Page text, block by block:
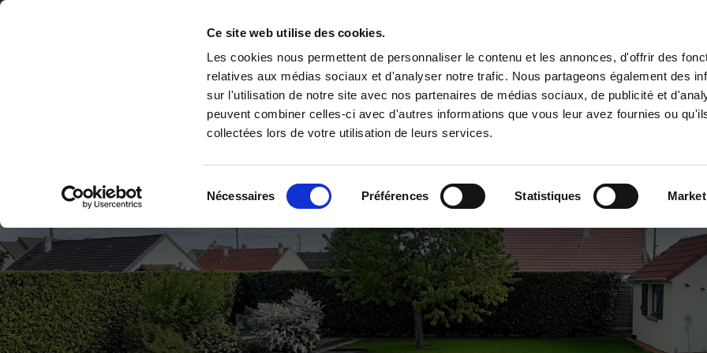
Ce site web utilise des cookies.
Les cookies nous permettent de personnaliser le contenu et les annonces, d'offrir des
relatives aux médias sociaux et d'analyser notre trafic. Nous partageons également des
sur l'utilisation de notre site avec nos partenaires de médias sociaux, de publicité et
peuvent combiner celles-ci avec d'autres informations que vous leur avez fournies ou
collectées lors de votre utilisation de leurs services.
du
Nécessaires Préférences Statistiques
Les Jardins
De Vos Rêves
441 avenue des
champs gareaux
45770 Saran